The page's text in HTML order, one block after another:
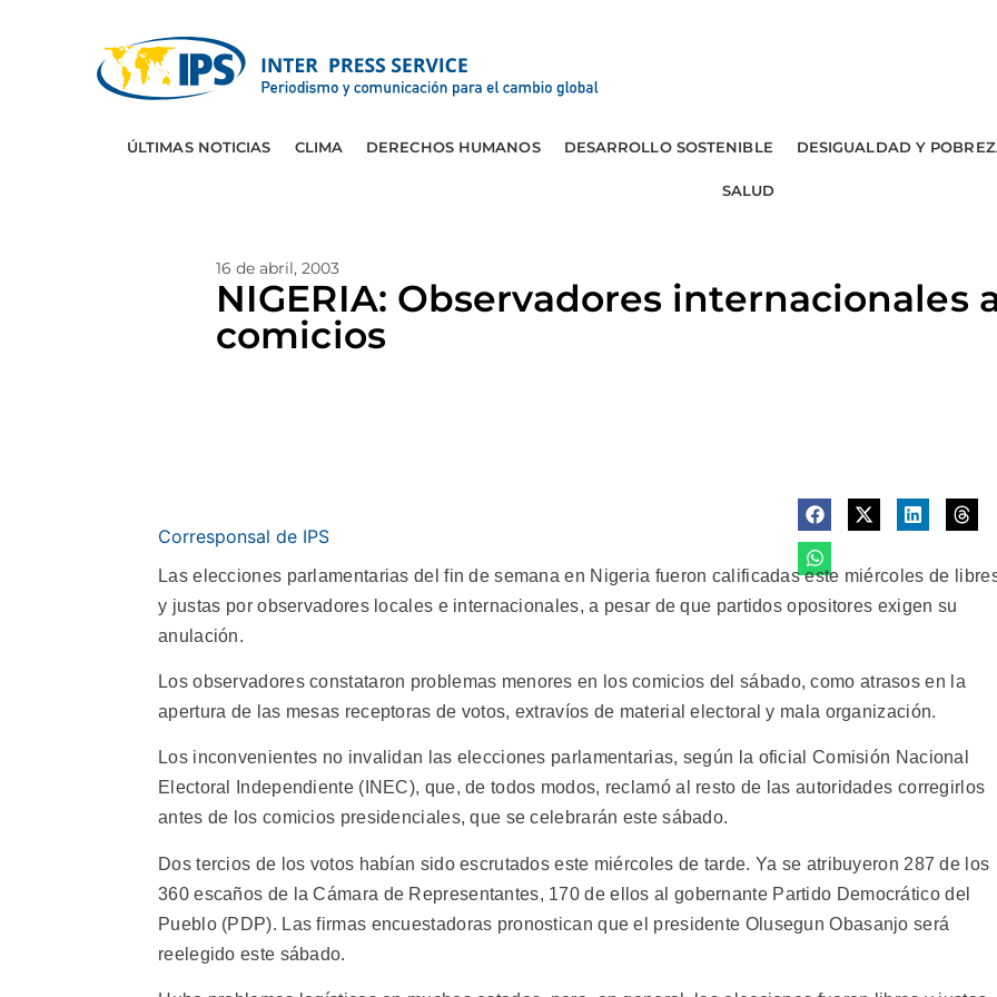
ÚLTIMAS NOTICIAS CLIMA DERECHOS HUMANOS DESARROLLO SOSTENIBLE DESIGUALDAD Y
SALUD
16 de abril, 2003
NIGERIA: Observadores internacionales
comicios
Corresponsal de IPS
Las elecciones parlamentarias del fin de semana en Nigeria fueron calificadas este miércoles de
y justas por observadores locales e internacionales, a pesar de que partidos opositores exigen su
anulación.
Los observadores constataron problemas menores en los comicios del sábado, como atrasos en la
apertura de las mesas receptoras de votos, extravíos de material electoral y mala organización.
Los inconvenientes no invalidan las elecciones parlamentarias, según la oficial Comisión Nacional
Electoral Independiente (INEC), que, de todos modos, reclamó al resto de las autoridades corregirlos
antes de los comicios presidenciales, que se celebrarán este sábado.
Dos tercios de los votos habían sido escrutados este miércoles de tarde. Ya se atribuyeron 287 de los
360 escaños de la Cámara de Representantes, 170 de ellos al gobernante Partido Democrático del
Pueblo (PDP). Las firmas encuestadoras pronostican que el presidente Olusegun Obasanjo será
reelegido este sábado.